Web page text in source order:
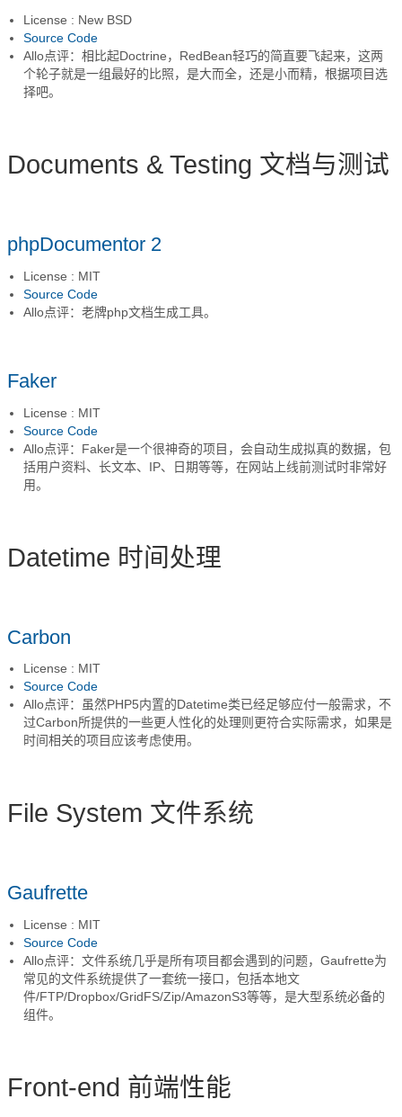
License : New BSD
Source Code
Allo点评：相比起Doctrine，RedBean轻巧的简直要飞起来，这两
个轮子就是一组最好的比照，是大而全，还是小而精，根据项目选
择吧。
Documents & Testing 文档与测试
phpDocumentor 2
License : MIT
Source Code
Allo点评：老牌php文档生成工具。
Faker
License : MIT
Source Code
Allo点评：Faker是一个很神奇的项目，会自动生成拟真的数据，包
括用户资料、长文本、IP、日期等等，在网站上线前测试时非常好
用。
Datetime 时间处理
Carbon
License : MIT
Source Code
Allo点评：虽然PHP5内置的Datetime类已经足够应付一般需求，不
过Carbon所提供的一些更人性化的处理则更符合实际需求，如果是
时间相关的项目应该考虑使用。
File System 文件系统
Gaufrette
License : MIT
Source Code
Allo点评：文件系统几乎是所有项目都会遇到的问题，Gaufrette为
常见的文件系统提供了一套统一接口，包括本地文
件/FTP/Dropbox/GridFS/Zip/AmazonS3等等，是大型系统必备的
组件。
Front-end 前端性能